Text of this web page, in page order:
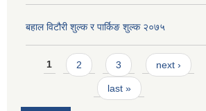
बहाल विटौरी शुल्क र पार्किङ शुल्क २०७५
Pages
1 2 3 next ›
last »